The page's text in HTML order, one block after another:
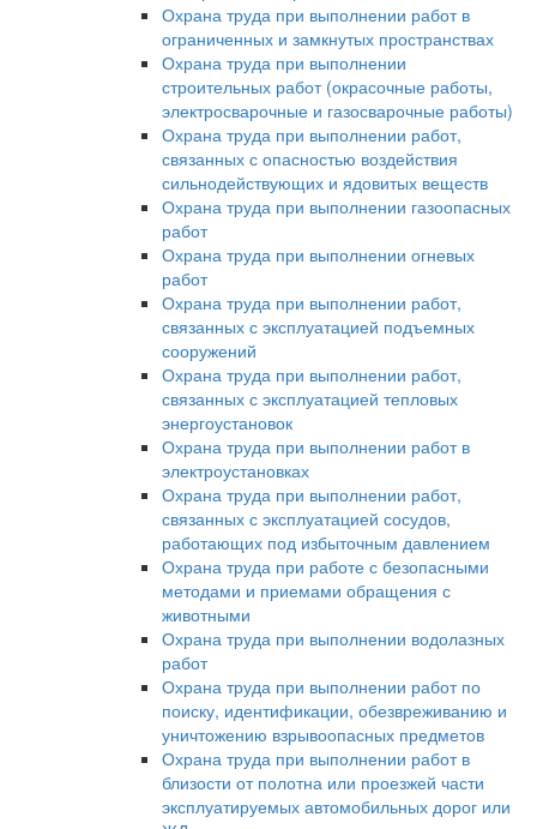
Охрана труда при выполнении работ в
ограниченных и замкнутых пространствах
Охрана труда при выполнении
строительных работ (окрасочные работы,
электросварочные и газосварочные работы)
Охрана труда при выполнении работ,
связанных с опасностью воздействия
сильнодействующих и ядовитых веществ
Охрана труда при выполнении газоопасных
работ
Охрана труда при выполнении огневых
работ
Охрана труда при выполнении работ,
связанных с эксплуатацией подъемных
сооружений
Охрана труда при выполнении работ,
связанных с эксплуатацией тепловых
энергоустановок
Охрана труда при выполнении работ в
электроустановках
Охрана труда при выполнении работ,
связанных с эксплуатацией сосудов,
работающих под избыточным давлением
Охрана труда при работе с безопасными
методами и приемами обращения с
животными
Охрана труда при выполнении водолазных
работ
Охрана труда при выполнении работ по
поиску, идентификации, обезвреживанию и
уничтожению взрывоопасных предметов
Охрана труда при выполнении работ в
близости от полотна или проезжей части
эксплуатируемых автомобильных дорог или